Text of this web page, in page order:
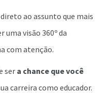
ao assunto que mais
visão 360º da
com atenção.
ser a chance que você
carreira como educador.